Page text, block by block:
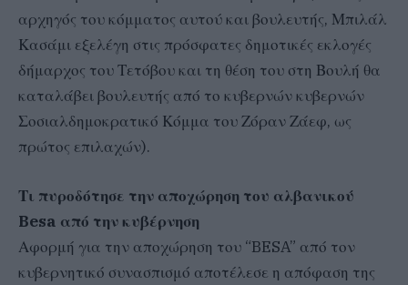
αρχηγός του κόμματος αυτού και βουλευτής, Μπιλάλ
Κασάμι εξελέγη στις πρόσφατες δημοτικές εκλογές
δήμαρχος του Τετόβου και τη θέση του στη Βουλή θα
καταλάβει βουλευτής από το κυβερνών κυβερνών
Σοσιαλδημοκρατικό Κόμμα του Ζόραν Ζάεφ, ως
πρώτος επιλαχών).
Τι πυροδότησε την αποχώρηση του αλβανικού
Besa από την κυβέρνηση
Αφορμή για την αποχώρηση του “BESA” από τον
κυβερνητικό συνασπισμό αποτέλεσε η απόφαση της